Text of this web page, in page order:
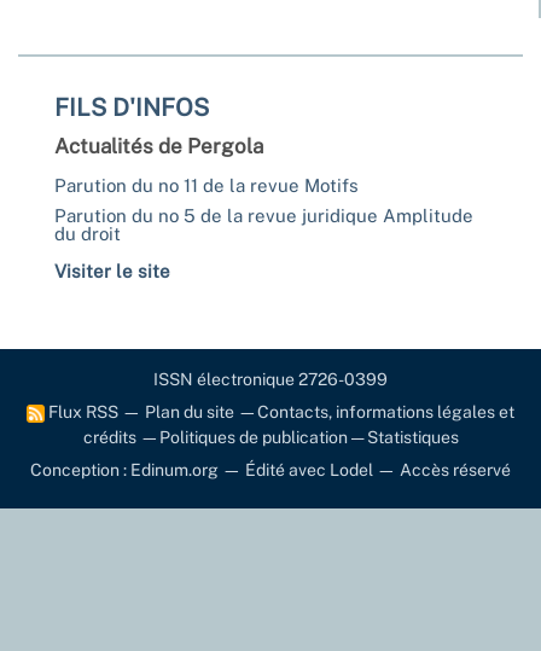
FILS D'INFOS
Actualités de Pergola
Parution du no 11 de la revue Motifs
Parution du no 5 de la revue juridique Amplitude
du droit
Visiter le site
ISSN électronique 2726-0399
Flux RSS — Plan du site —Contacts, informations légales et
crédits— Politiques de publication—Statistiques
Conception : Edinum.org — Édité avec Lodel — Accès réservé